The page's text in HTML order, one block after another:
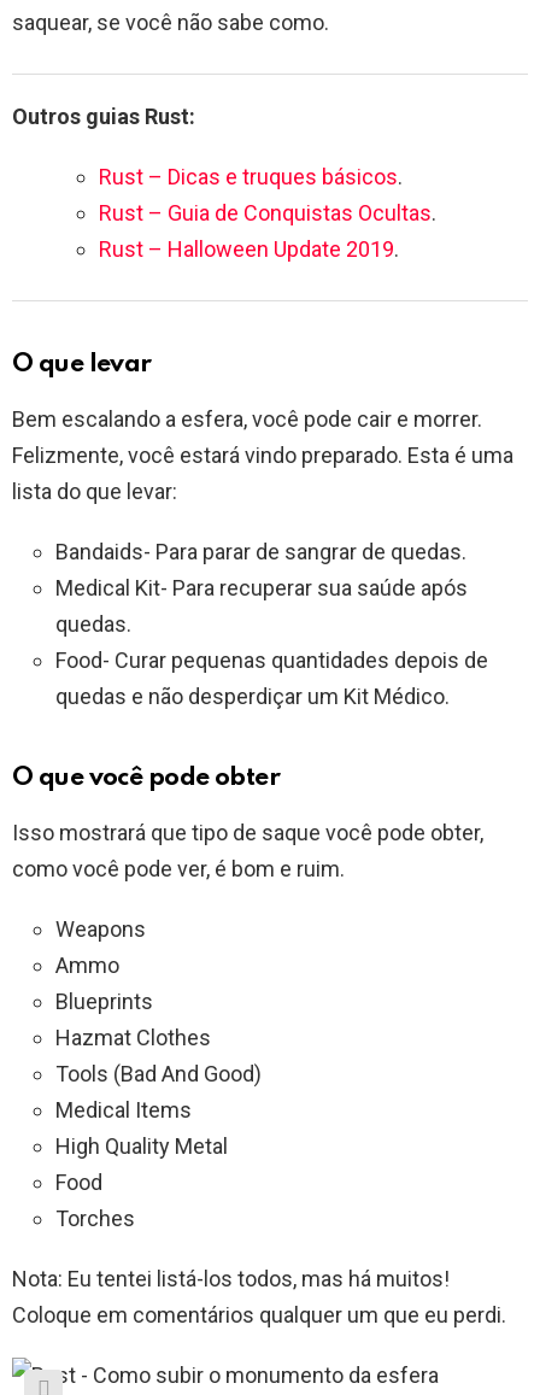
saquear, se você não sabe como.
Outros guias Rust:
Rust – Dicas e truques básicos.
Rust – Guia de Conquistas Ocultas.
Rust – Halloween Update 2019.
O que levar
Bem escalando a esfera, você pode cair e morrer.
Felizmente, você estará vindo preparado. Esta é uma
lista do que levar:
Bandaids- Para parar de sangrar de quedas.
Medical Kit- Para recuperar sua saúde após
quedas.
Food- Curar pequenas quantidades depois de
quedas e não desperdiçar um Kit Médico.
O que você pode obter
Isso mostrará que tipo de saque você pode obter,
como você pode ver, é bom e ruim.
Weapons
Ammo
Blueprints
Hazmat Clothes
Tools (Bad And Good)
Medical Items
High Quality Metal
Food
Torches
Nota: Eu tentei listá-los todos, mas há muitos!
Coloque em comentários qualquer um que eu perdi.